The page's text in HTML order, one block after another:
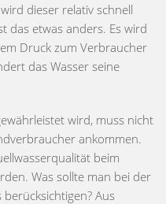
dieser relativ schnell
das etwas anders. Es wird
Druck zum Verbraucher
das Wasser seine
wird, muss nicht
ankommen.
beim
Was sollte man bei der
Aus